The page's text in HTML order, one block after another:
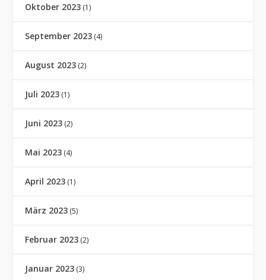
Oktober 2023 (1)
September 2023 (4)
August 2023 (2)
Juli 2023 (1)
Juni 2023 (2)
Mai 2023 (4)
April 2023 (1)
März 2023 (5)
Februar 2023 (2)
Januar 2023 (3)